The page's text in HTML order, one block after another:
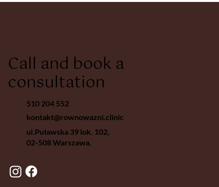
Call and book a
consultation
510 204 552
kontakt@rownowazni.clinic
ul.Puławska 39 lok. 102,
02-508 Warszawa.